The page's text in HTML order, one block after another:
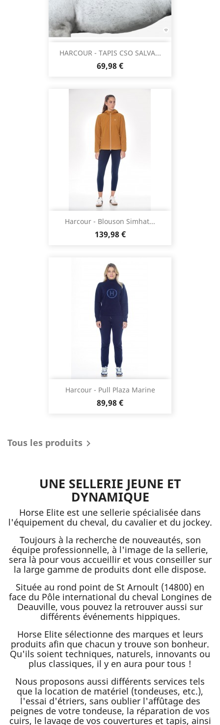
HARCOUR - TAPIS CSO SALVA...
Prix
69,98 €
Harcour - Blouson Simhat...
Prix
139,98 €
Harcour - Pull Plaza Marine
Prix
89,98 €
Tous les produits 
UNE SELLERIE JEUNE ET
DYNAMIQUE
Horse Elite est une sellerie spécialisée dans
l'équipement du cheval, du cavalier et du jockey.
Toujours à la recherche de nouveautés, son
équipe professionnelle, à l'image de la sellerie,
sera là pour vous accueillir et vous conseiller sur
la large gamme de produits dont elle dispose.
Située au rond point de St Arnoult (14800) en
face du Pôle international du cheval Longines de
Deauville, vous pouvez la retrouver aussi sur
différents événements hippiques.
Horse Elite sélectionne des marques et leurs
produits afin que chacun y trouve son bonheur.
Qu'ils soient techniques, naturels, innovants ou
plus classiques, il y en aura pour tous !
Nous proposons aussi différents services tels
que la location de matériel (tondeuses, etc.),
l'essai d'étriers, sans oublier l'affûtage des
peignes de votre tondeuse, la réparation de vos
cuirs, le lavage de vos couvertures et tapis, ainsi